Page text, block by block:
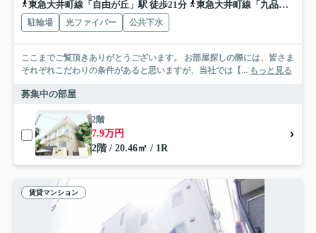
東急大井町線「自由が丘」駅 徒歩21分
東急大井町線「九品仏」駅 徒歩23分
駐輪場 光ファイバー 公共下水
ここまでご覧頂きありがとうございます。 お部屋探しの際には、皆さま
それぞれこだわりの条件があると思いますが、当社では【... もっと見る
募集中の部屋
2階
7.9万円
2階 / 20.46㎡ / 1R
賃貸マンション